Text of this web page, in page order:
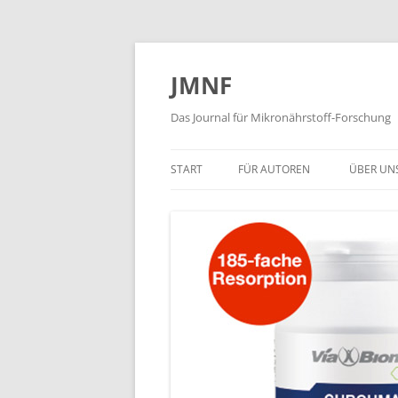
JMNF
Das Journal für Mikronährstoff-Forschung
START FÜR AUTOREN ÜBER